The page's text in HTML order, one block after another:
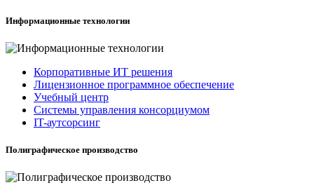
Информационные технологии
Корпоративные ИТ решения
Лицензионное программное обеспечение
Учебный центр
Системы управления консорциумом
IT-аутсорсинг
Полиграфическое производство